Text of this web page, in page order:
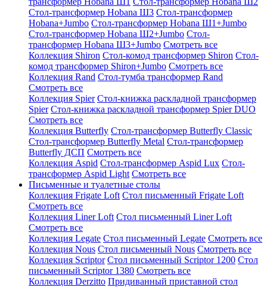
Стол-трансформер Hobana Ш3 Стол-трансформер
Hobana+Jumbo Стол-трансформер Hobana Ш1+Jumbo
Стол-трансформер Hobana Ш2+Jumbo Стол-
трансформер Hobana Ш3+Jumbo Смотреть все
Коллекция Shiron Стол-комод трансформер Shiron Стол-
комод трансформер Shiron+Jumbo Смотреть все
Коллекция Rand Стол-тумба трансформер Rand
Смотреть все
Коллекция Spier Стол-книжка раскладной трансформер
Spier Стол-книжка раскладной трансформер Spier DUO
Смотреть все
Коллекция Butterfly Стол-трансформер Butterfly Classic
Стол-трансформер Butterfly Metal Стол-трансформер
Butterfly ДСП Смотреть все
Коллекция Aspid Стол-трансформер Aspid Lux Стол-
трансформер Aspid Light Смотреть все
Письменные и туалетные столы
Коллекция Frigate Loft Стол письменный Frigate Loft
Смотреть все
Коллекция Liner Loft Стол письменный Liner Loft
Смотреть все
Коллекция Legate Стол письменный Legate Смотреть все
Коллекция Nous Стол письменный Nous Смотреть все
Коллекция Scriptor Стол письменный Scriptor 1200 Стол
письменный Scriptor 1380 Смотреть все
Коллекция Derzitto Придиванный приставной стол